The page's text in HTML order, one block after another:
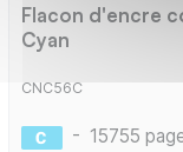
Flacon d'encre
Cyan
CNC56C
- 15755